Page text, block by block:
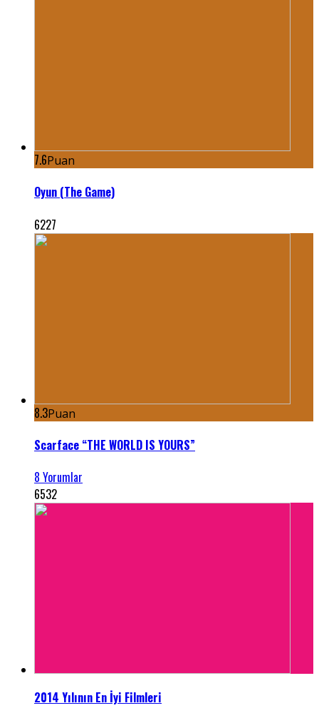
7.6Puan
Oyun (The Game)
6227
8.3Puan
Scarface “THE WORLD IS YOURS”
8 Yorumlar
6532
2014 Yılının En İyi Filmleri